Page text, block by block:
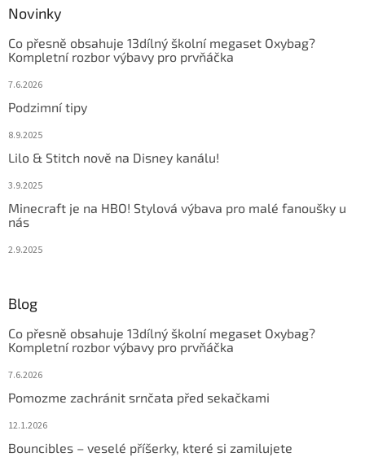
Novinky
Co přesně obsahuje 13dílný školní megaset Oxybag?
Kompletní rozbor výbavy pro prvňáčka
7.6.2026
Podzimní tipy
8.9.2025
Lilo & Stitch nově na Disney kanálu!
3.9.2025
Minecraft je na HBO! Stylová výbava pro malé fanoušky u
nás
2.9.2025
Blog
Co přesně obsahuje 13dílný školní megaset Oxybag?
Kompletní rozbor výbavy pro prvňáčka
7.6.2026
Pomozme zachránit srnčata před sekačkami
12.1.2026
Bouncibles – veselé příšerky, které si zamilujete